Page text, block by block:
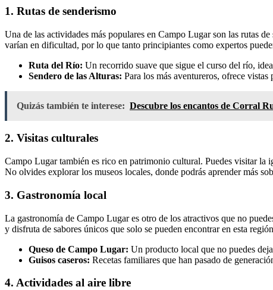
1. Rutas de senderismo
Una de las actividades más populares en Campo Lugar son las rutas
varían en dificultad, por lo que tanto principiantes como expertos
Ruta del Río: Un recorrido suave que sigue el curso del río,
Sendero de las Alturas: Para los más aventureros, ofrece vistas
Quizás también te interese: Descubre los encantos de Corral
2. Visitas culturales
Campo Lugar también es rico en patrimonio cultural. Puedes visitar la
No olvides explorar los museos locales, donde podrás aprender más
3. Gastronomía local
La gastronomía de Campo Lugar es otro de los atractivos que no
y disfruta de sabores únicos que solo se pueden encontrar en esta
Queso de Campo Lugar: Un producto local que no puedes
Guisos caseros: Recetas familiares que han pasado de
4. Actividades al aire libre